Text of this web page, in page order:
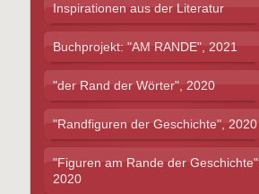
Inspirationen aus der Literatur
Buchprojekt: "AM RANDE", 2021
"der Rand der Wörter", 2020
"Randfiguren der Geschichte", 2020
"Figuren am Rande der Geschichte",
2020